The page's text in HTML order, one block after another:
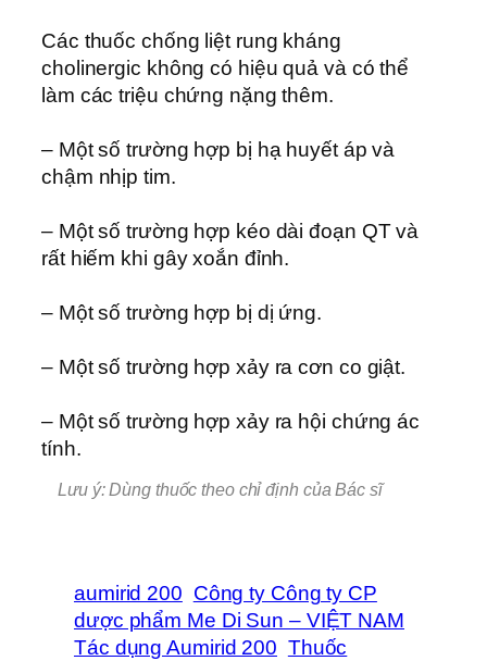
Các thuốc chống liệt rung kháng
cholinergic không có hiệu quả và có thể
làm các triệu chứng nặng thêm.
– Một số trường hợp bị hạ huyết áp và
chậm nhịp tim.
– Một số trường hợp kéo dài đoạn QT và
rất hiếm khi gây xoắn đỉnh.
– Một số trường hợp bị dị ứng.
– Một số trường hợp xảy ra cơn co giật.
– Một số trường hợp xảy ra hội chứng ác
tính.
Lưu ý: Dùng thuốc theo chỉ định của Bác sĩ
aumirid 200 Công ty Công ty CP
dược phẩm Me Di Sun – VIỆT NAM
Tác dụng Aumirid 200 Thuốc